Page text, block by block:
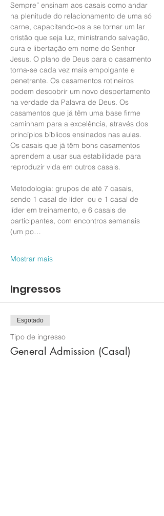
Sempre” ensinam aos casais como andar
na plenitude do relacionamento de uma só
carne, capacitando‑os a se tornar um lar
cristão que seja luz, ministrando salvação,
cura e libertação em nome do Senhor
Jesus. O plano de Deus para o casamento
torna‑se cada vez mais empolgante e
penetrante. Os casamentos rotineiros
podem descobrir um novo despertamento
na verdade da Palavra de Deus. Os
casamentos que já têm uma base firme
caminham para a excelência, através dos
princípios bíblicos ensinados nas aulas.
Os casais que já têm bons casamentos
aprendem a usar sua estabilidade para
reproduzir vida em outros casais.
Metodologia: grupos de até 7 casais,
sendo 1 casal de líder  ou e 1 casal de
líder em treinamento, e 6 casais de
participantes, com encontros semanais
(um po…
Mostrar mais
Ingressos
Esgotado
Tipo de ingresso
General Admission (Casal)